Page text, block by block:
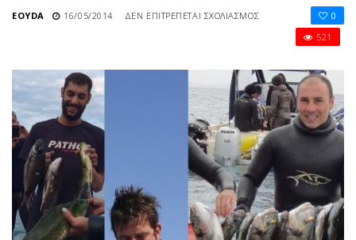
EOYDA 16/05/2014 ΔΕΝ ΕΠΙΤΡΈΠΕΤΑΙ ΣΧΟΛΙΑΣΜΌΣ
ΕΠΕΛΈΓΗ
ΟΜΆΔΑ
ΥΠΟΒΡΎΧΙΑΣ
ΑΛΙΕΊΑΣ
ΠΟΥ
ΘΑ
ΕΚΠΡΟΣΩΠΉΣΕΙ
ΣΤΟ
29Ο
ΠΑΓΚΌΣΜΙΟ
ΠΡΩΤΆΘΛΗΜΑ
0
521